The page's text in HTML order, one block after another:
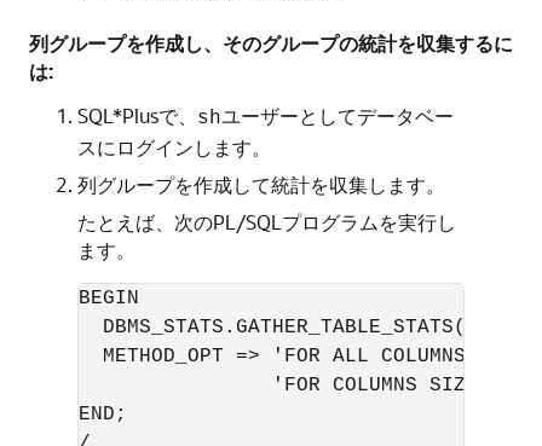
列グループを作成し、そのグループの統計を収集するに
は:
SQL*Plusで、
shユーザーとしてデータベー
スにログインします。
列グループを作成して統計を収集します。
たとえば、次のPL/SQLプログラムを実行し
ます。
BEGIN
DBMS_STATS.GATHER_TABLE_STATS(
METHOD_OPT => 'FOR ALL COLUMNS SIZE
'FOR COLUMNS SIZE
END;